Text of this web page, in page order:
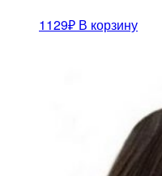
1129₽ В корзину